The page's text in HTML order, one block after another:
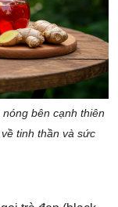
bên cạnh thiên
tinh thần và sức